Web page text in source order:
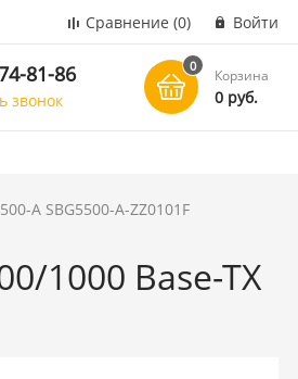
Сравнение (0) Войти
81-86
звонок
0
Корзина
0 руб.
A SBG5500-A-ZZ0101F
1000 Base-TX